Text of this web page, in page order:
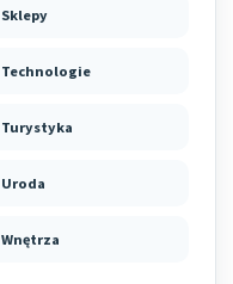
Sklepy
Technologie
Turystyka
Uroda
Wnętrza